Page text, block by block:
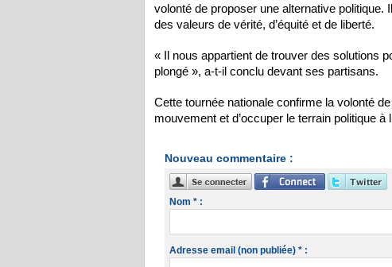
volonté de proposer une alternative politique.
des valeurs de vérité, d’équité et de liberté.
« Il nous appartient de trouver des solutions
plongé », a-t-il conclu devant ses partisans.
Cette tournée nationale confirme la volonté
mouvement et d’occuper le terrain politique
Nouveau commentaire :
Nom * :
Adresse email (non publiée) * :